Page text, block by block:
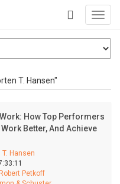
+
T. Hansen"
How Top Performers
Work Better, And Achieve
T. Hansen
Robert Petkoff